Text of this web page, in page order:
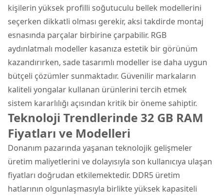
kişilerin yüksek profilli soğutuculu bellek modellerini
seçerken dikkatli olması gerekir, aksi takdirde montaj
esnasında parçalar birbirine çarpabilir. RGB
aydınlatmalı modeller kasanıza estetik bir görünüm
kazandırırken, sade tasarımlı modeller ise daha uygun
bütçeli çözümler sunmaktadır. Güvenilir markaların
kaliteli yongalar kullanan ürünlerini tercih etmek
sistem kararlılığı açısından kritik bir öneme sahiptir.
Teknoloji Trendlerinde 32 GB RAM
Fiyatları ve Modelleri
Donanım pazarında yaşanan teknolojik gelişmeler
üretim maliyetlerini ve dolayısıyla son kullanıcıya ulaşan
fiyatları doğrudan etkilemektedir. DDR5 üretim
hatlarının olgunlaşmasıyla birlikte yüksek kapasiteli